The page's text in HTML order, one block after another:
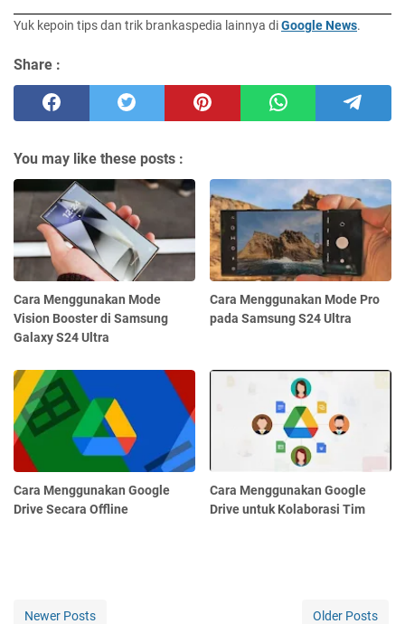
Yuk kepoin tips dan trik brankaspedia lainnya diGoogle News.
Share :
You may like these posts :
Cara Menggunakan Mode
Vision Booster di Samsung
Galaxy S24 Ultra
Cara Menggunakan Mode Pro
pada Samsung S24 Ultra
Cara Menggunakan Google
Drive Secara Offline
Cara Menggunakan Google
Drive untuk Kolaborasi Tim
Newer Posts Older Posts